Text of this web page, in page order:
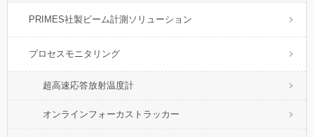
PRIMES社製ビーム計測ソリューション
プロセスモニタリング
超高速応答放射温度計
オンラインフォーカストラッカー